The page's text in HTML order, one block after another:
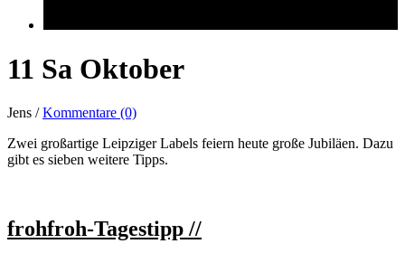
11 Sa Oktober
Jens /Kommentare (0)
Zwei großartige Leipziger Labels feiern heute große Jubiläen. Dazu
gibt es sieben weitere Tipps.
frohfroh-Tagestipp //